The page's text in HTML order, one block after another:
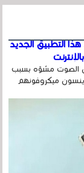
التطبيق الجديد
الصوت مشوّه بسبب
ميكروفونهم